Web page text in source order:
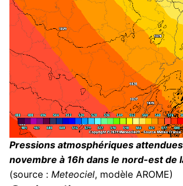
Pressions atmosphériques
novembre à 16h dans le nord-est de
(source : Meteociel, modèle AROME)